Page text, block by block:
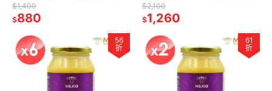
2027/01
$1,400
$880
2027/01
$2,100
$1,260
56
折
61
折